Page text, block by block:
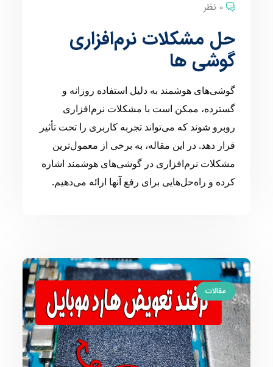
0 نظر
حل مشکلات نرم‌افزاری
گوشی ها
گوشی‌های هوشمند به دلیل استفاده روزانه و
گسترده، ممکن است با مشکلات نرم‌افزاری
روبرو شوند که می‌تواند تجربه کاربری را تحت تأثیر
قرار دهد. در این مقاله، به برخی از معمول‌ترین
مشکلات نرم‌افزاری در گوشی‌های هوشمند اشاره
کرده و راه‌حل‌هایی برای رفع آنها ارائه می‌دهیم.
مقالات